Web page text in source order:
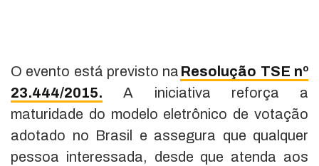
O evento está previsto na Resolução TSE nº
23.444/2015. A iniciativa reforça a
maturidade do modelo eletrônico de votação
adotado no Brasil e assegura que qualquer
pessoa interessada, desde que atenda aos